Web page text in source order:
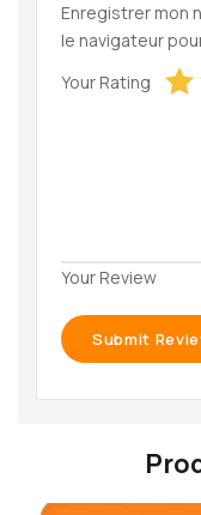
Enregistrer mon
le navigateur
Your Rating
Your Review